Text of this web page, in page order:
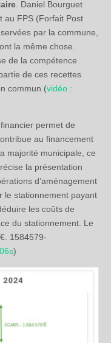
. Daniel Bourguet
au FPS (Forfait Post
par la commune,
la même chose.
de la compétence
de ces recettes
commun (vidéo :
permet de
au financement
majorité municipale, ce
la présentation
d’aménagement
le stationnement payant
les coûts de
du stationnement. Le
1584579-
)